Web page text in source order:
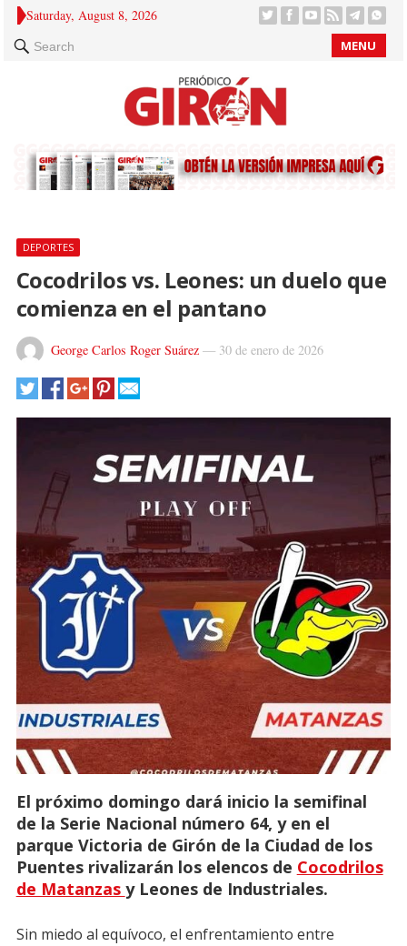
Saturday, August 8, 2026
Search MENU
DEPORTES
Cocodrilos vs. Leones: un duelo que
comienza en el pantano
George Carlos Roger Suárez— 30 de enero de 2026
El próximo domingo dará inicio la semifinal
de la Serie Nacional número 64, y en el
parque Victoria de Girón de la Ciudad de los
Puentes rivalizarán los elencos de Cocodrilos
de Matanzas y Leones de Industriales.
Sin miedo al equívoco, el enfrentamiento entre